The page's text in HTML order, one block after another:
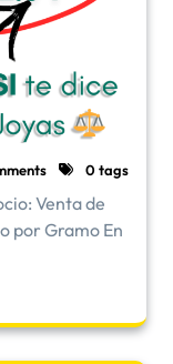
0 tags
Venta de
por Gramo En